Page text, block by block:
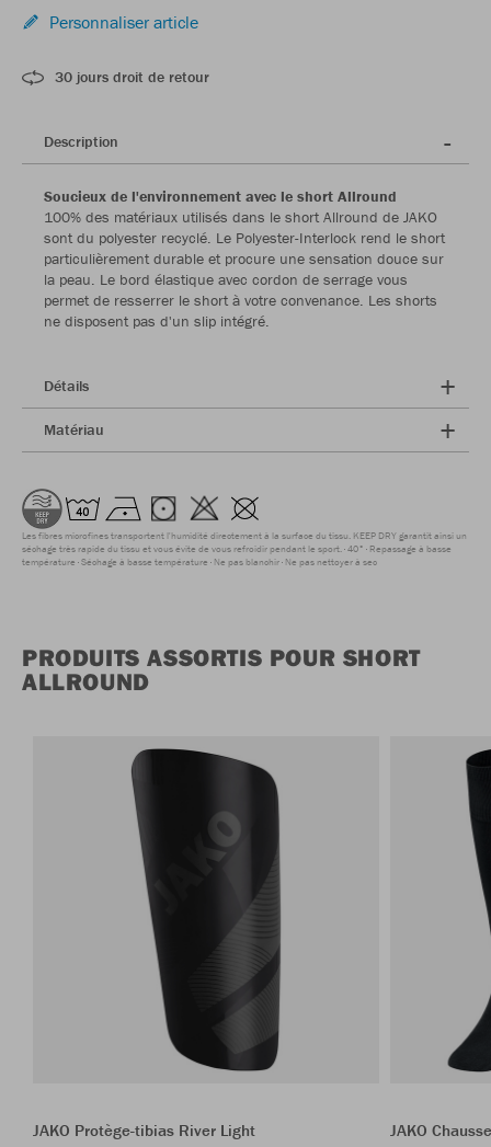
Personnaliser article
30 jours droit de retour
Description
Soucieux de l'environnement avec le short Allround
100% des matériaux utilisés dans le short Allround de JAKO
sont du polyester recyclé. Le Polyester-Interlock rend le short
particulièrement durable et procure une sensation douce sur
la peau. Le bord élastique avec cordon de serrage vous
permet de resserrer le short à votre convenance. Les shorts
ne disposent pas d'un slip intégré.
Détails
Matériau
Les fibres microfines transportent l'humidité directement à la surface du tissu. KEEP DRY garantit ainsi un
séchage très rapide du tissu et vous évite de vous refroidir pendant le sport. 40° Repassage à basse
température Séchage à basse température Ne pas blanchir Ne pas nettoyer à sec
PRODUITS ASSORTIS POUR SHORT
ALLROUND
JAKO Protège-tibias River Light
JAKO